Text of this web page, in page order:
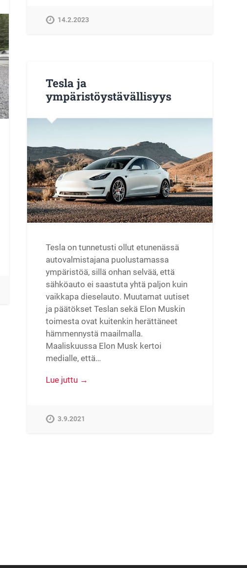
14.2.2023
Tesla ja
ympäristöystävällisyys
Tesla on tunnetusti ollut etunenässä
autovalmistajana puolustamassa
ympäristöä, sillä onhan selvää, että
sähköauto ei saastuta yhtä paljon kuin
vaikkapa dieselauto. Muutamat uutiset
ja päätökset Teslan sekä Elon Muskin
toimesta ovat kuitenkin herättäneet
hämmennystä maailmalla.
Maaliskuussa Elon Musk kertoi
medialle, että…
Lue juttu →
3.9.2021